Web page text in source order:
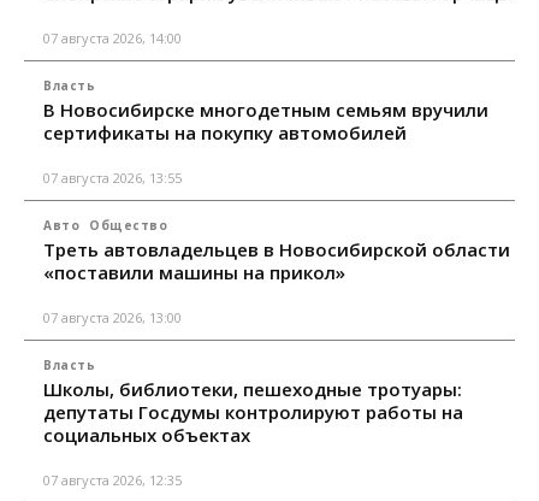
07 августа 2026, 14:00
Власть
В Новосибирске многодетным семьям вручили
сертификаты на покупку автомобилей
07 августа 2026, 13:55
Авто Общество
Треть автовладельцев в Новосибирской области
«поставили машины на прикол»
07 августа 2026, 13:00
Власть
Школы, библиотеки, пешеходные тротуары:
депутаты Госдумы контролируют работы на
социальных объектах
07 августа 2026, 12:35